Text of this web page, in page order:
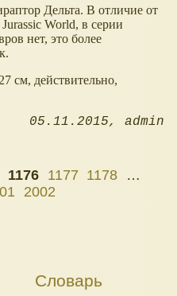
Дельта. В отличие от
World, в серии
нет, это более
см, действительно,
05.11.2015 admin
1176 1177 1178
…
2002
Словарь